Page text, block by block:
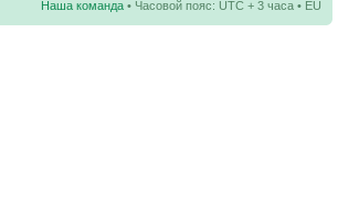
Наша команда • Часовой пояс: UTC + 3 часа • EU